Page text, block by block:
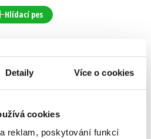
Detaily Více o cookies
cookies
reklam, poskytování funkcí
Hlídací pes
Název